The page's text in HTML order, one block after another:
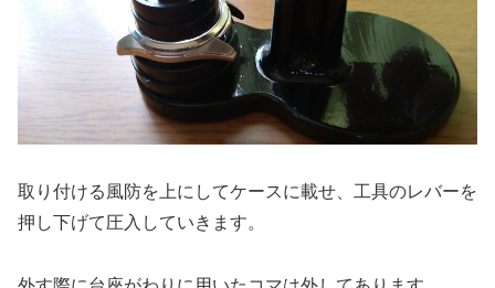
取り付ける風防を上にしてケースに載せ、工具のレバーを
押し下げて圧入していきます。